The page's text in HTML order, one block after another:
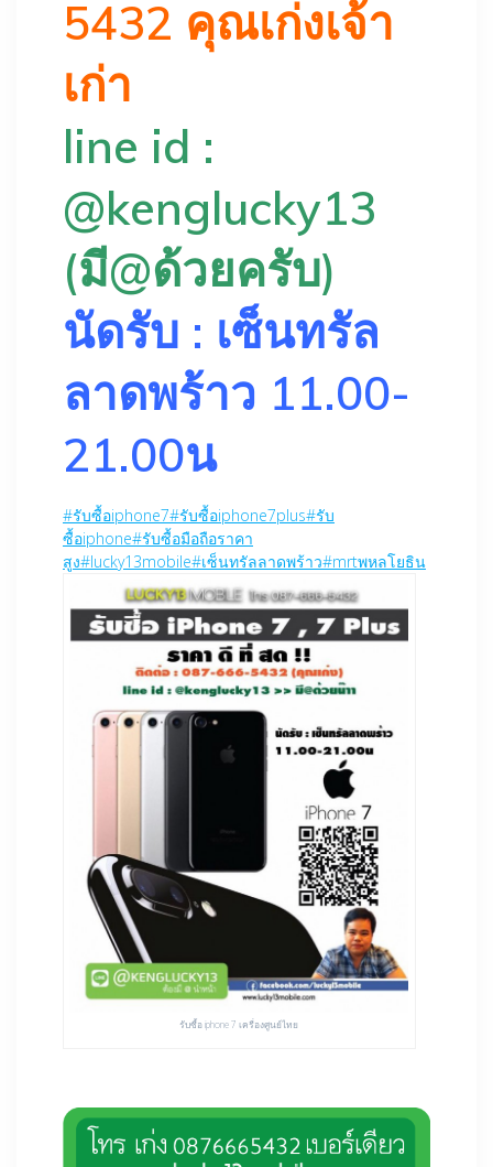
5432 คุณเก่งเจ้า
เก่า
line id :
@kenglucky13
(มี@ด้วยครับ)
นัดรับ : เซ็นทรัล
ลาดพร้าว 11.00-
21.00น
#รับซื้อiphone7#รับซื้อiphone7plus#รับ
ซื้อiphone#รับซื้อมือถือราคา
สูง#lucky13mobile#เซ็นทรัลลาดพร้าว#mrtพหลโยธิน
รับซื้อ iphone 7 เครื่องศูนย์ไทย